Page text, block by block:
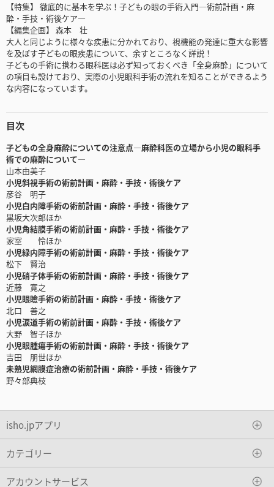
【特集】 徹底的に基本を学ぶ！子どもの眼の手術入門―術前計画・麻
酔・手技・術後ケア―
【編集企画】 森本 壮
大人と同じように様々な疾患に分かれており、視機能の発達に重大な影響
を及ぼす子どもの眼疾患について、余すところなく詳説！
子どもの手術に携わる眼科医は必ず知っておくべき「全身麻酔」について
の項目も設けており、実際の小児眼科手術の流れを知ることができるよう
な内容になっています。
目次
子どもの全身麻酔についての注意点―麻酔科医の立場から小児の眼科手
術での麻酔について―
山本由美子
小児斜視手術の術前計画・麻酔・手技・術後ケア
彦谷 明子
小児白内障手術の術前計画・麻酔・手技・術後ケア
黒坂大次郎ほか
小児角結膜手術の術前計画・麻酔・手技・術後ケア
家室 怜ほか
小児緑内障手術の術前計画・麻酔・手技・術後ケア
松下 賢治
小児硝子体手術の術前計画・麻酔・手技・術後ケア
近藤 寛之
小児眼瞼手術の術前計画・麻酔・手技・術後ケア
北口 善之
小児涙道手術の術前計画・麻酔・手技・術後ケア
大野 智子ほか
小児眼腫瘍手術の術前計画・麻酔・手技・術後ケア
吉田 朋世ほか
未熟児網膜症治療の術前計画・麻酔・手技・術後ケア
野々部典枝
isho.jpアプリ
カテゴリー
アカウントサービス